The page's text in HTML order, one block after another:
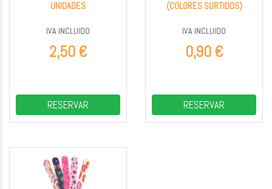
UNIDADES
IVA INCLUIDO
2,50 €
RESERVAR
(COLORES SURTIDOS)
IVA INCLUIDO
0,90 €
RESERVAR